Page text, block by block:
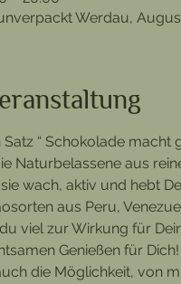
Werdau,
“ Schokolade macht
Naturbelassene aus
wach, aktiv und hebt
aus Peru,
viel zur Wirkung für
Genießen für Dich!
die Möglichkeit, von